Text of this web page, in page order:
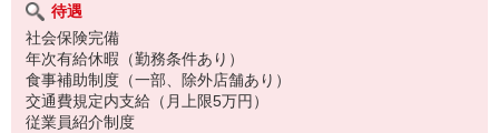
待遇
社会保険完備
年次有給休暇（勤務条件あり）
食事補助制度（一部、除外店舗あり）
交通費規定内支給（月上限5万円）
従業員紹介制度